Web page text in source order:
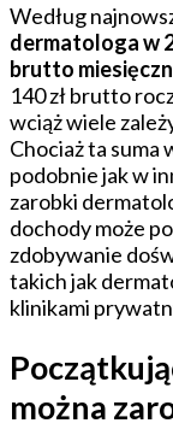
Według
dermatologa w
brutto
140 zł brutto
wciąż wiele
Chociaż ta suma
podobnie jak w
zarobki
dochody może
zdobywanie
takich jak
klinikami
można